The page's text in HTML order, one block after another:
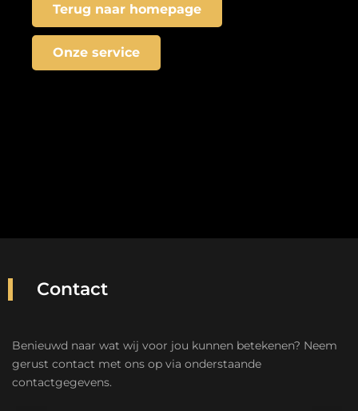
Terug naar homepage
Onze service
Contact
Benieuwd naar wat wij voor jou kunnen betekenen? Neem
gerust contact met ons op via onderstaande
contactgegevens.